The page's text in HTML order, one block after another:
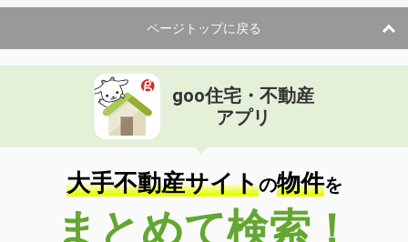
専有面積 59.32m²
間取り
2LDK
沖縄県那覇市字小禄
価 格
住 所
沖縄県那覇市字小禄
専有面積 80.2m²
間取り
2LDK
沖縄県那覇市銘苅１丁目
ページトップに戻る
goo住宅・不動産
アプリ
大手不動産サイトの物件を
まとめて検索！